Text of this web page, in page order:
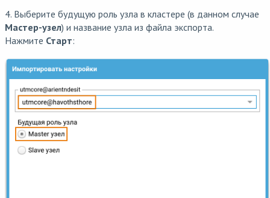
4. Выберите будущую роль узла в кластере (в данном случае
Мастер-узел) и название узла из файла экспорта.
Нажмите Старт: